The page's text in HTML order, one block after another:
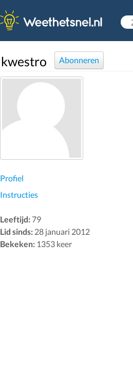
kwestro Abonneren
Profiel
Instructies
Leeftijd: 79
Lid sinds: 28 januari 2012
Bekeken: 1353 keer